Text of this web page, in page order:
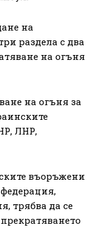
на
раздела с два
на огъня
на огъня за
ЛНР,
въоръжени
трябва да се